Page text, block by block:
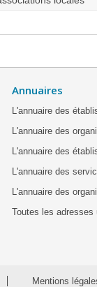
Annuaires
L'annuaire des
L'annuaire des
L'annuaire des
L'annuaire des
L'annuaire des
Toutes les adresses
Mentions